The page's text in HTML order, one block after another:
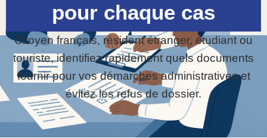
pour chaque cas
Citoyen français, résident étranger, étudiant ou
touriste, identifiez rapidement quels documents
fournir pour vos démarches administratives et
évitez les refus de dossier.